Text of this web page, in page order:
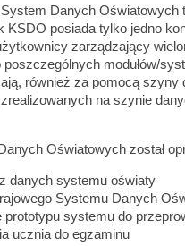
Danych
KSDO posiada tylko jedno
zarządzający
modułów/
również za pomocą szyny
na szynie
Oświatowych został
danych systemu oświaty
Systemu Danych
prototypu systemu do
ucznia do egzaminu